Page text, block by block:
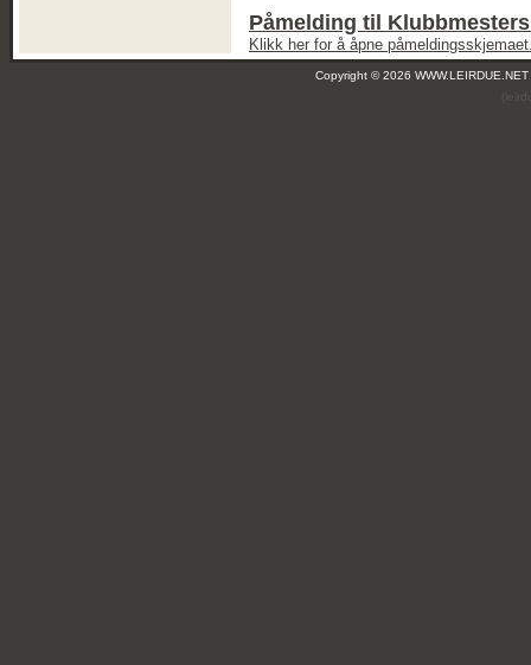
Påmelding til
Klikk her for å åpne
Copyright © 2026